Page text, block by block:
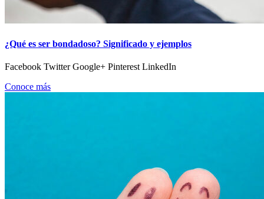
¿Qué es ser bondadoso? Significado y ejemplos
Facebook Twitter Google+ Pinterest LinkedIn
Conoce más